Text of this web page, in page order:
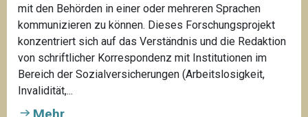
mit den Behörden in einer oder mehreren Sprachen
kommunizieren zu können. Dieses Forschungsprojekt
konzentriert sich auf das Verständnis und die Redaktion
von schriftlicher Korrespondenz mit Institutionen im
Bereich der Sozialversicherungen (Arbeitslosigkeit,
Invalidität,...